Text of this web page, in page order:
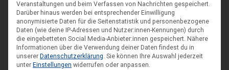
ARR|JEL Sommertreffen 2026
21. Aug. 26
Blankenburg (Harz)-Wienrode
Veranstaltungen und beim Verfassen von Nachrichten gespeichert.
Darüber hinaus werden bei entsprechender Einwilligung
anonymisierte Daten für die Seitenstatistik und personenbezogene
Daten (wie deine IP-Adressen und Nutzer:innen-Kennungen) durch
die eingebetteten Social Media-Anbieter:innen gespeichert. Nähere
Informationen über die Verwendung deiner Daten findest du in
unserer Datenschutzerklärung. Sie können Ihre Auswahl jederzeit
unter Einstellungen widerrufen oder anpassen.